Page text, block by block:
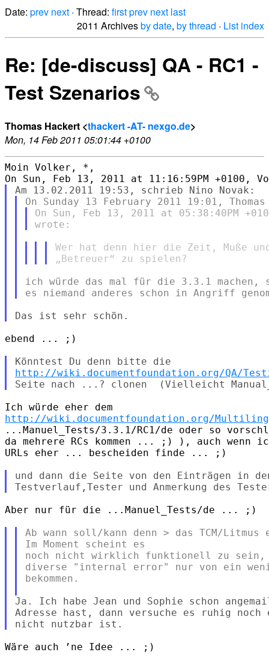
Date: prev next · Thread: firstprev next last
2011 Archivesby date, by thread · List index
Re: [de-discuss] QA - RC1 -
Test Szenarios
Thomas Hackert <thackert -AT- nexgo.de>
Mon, 14 Feb 2011 05:01:44 +0100
Moin Volker, *,
On Sun, Feb 13, 2011 at 05:38:40PM
Wer hat denn hier die Zeit, Muße
ich würde das mal für die 3.3.1
ebend ... ;)
http://wiki.documentfoundation.org/QA/
http://wiki.documentfoundation.org/
...Manuel_Tests/3.3.1/RC1/de oder so
da mehrere RCs kommen ... ;) ), auch wenn
URLs eher ... bescheiden finde ... ;)
und dann die Seite von den Einträgen in
Aber nur für die ...Manuel_Tests/de ... ;)
Ab wann soll/kann denn > das TCM/
Im Moment scheint es
noch nicht wirklich funktionell zu sein,
diverse "internal error" nur von ein
bekommen.
Ja. Ich habe Jean und Sophie schon
Adresse hast, dann versuche es ruhig noch
Wäre auch ’ne Idee ... ;)